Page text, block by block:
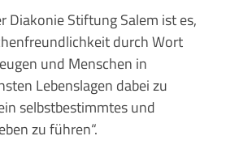
Diakonie Stiftung Salem ist es,
durch Wort
und Menschen in
Lebenslagen dabei zu
selbstbestimmtes und
zu führen“.